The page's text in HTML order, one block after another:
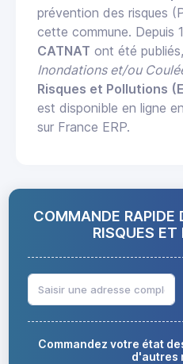
prévention des risques
cette commune. Depuis
CATNAT ont été
Inondations et/ou
Risques et Pollutions
est disponible en ligne
sur France ERP.
COMMANDE RAPIDE
RISQUES
Commandez votre état
d'autres